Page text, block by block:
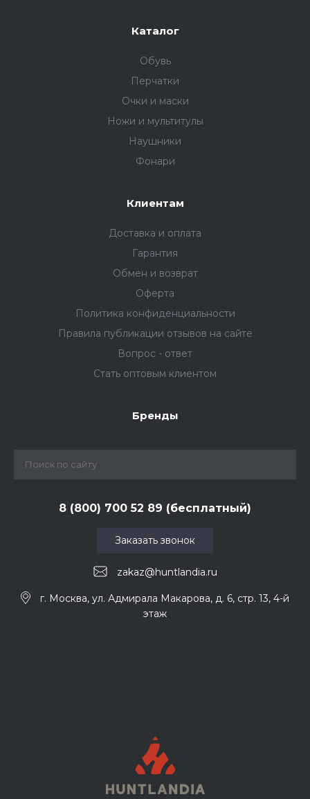
Каталог
Обувь
Перчатки
Очки и маски
Ножи и мультитулы
Наушники
Фонари
Клиентам
Доставка и оплата
Гарантия
Обмен и возврат
Оферта
Политика конфиденциальности
Правила публикации отзывов на сайте
Вопрос - ответ
Стать оптовым клиентом
Бренды
8 (800) 700 52 89 (бесплатный)
zakaz@huntlandia.ru
Заказать звонок
г. Москва, ул. Адмирала Макарова, д. 6, стр. 13, 4-й
этаж